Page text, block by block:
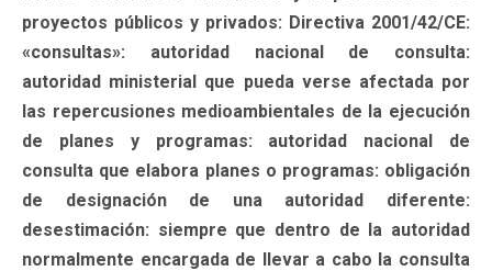
proyectos públicos y privados: Directiva 2001/42/CE:
«consultas»: autoridad nacional de consulta:
autoridad ministerial que pueda verse afectada por
las repercusiones medioambientales de la ejecución
de planes y programas: autoridad nacional de
consulta que elabora planes o programas: obligación
de designación de una autoridad diferente:
desestimación: siempre que dentro de la autoridad
normalmente encargada de llevar a cabo la consulta